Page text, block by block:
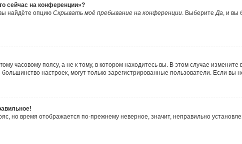
сейчас на конференции»?
найдёте опцию Скрывать моё пребывание на конференции. ВыберитеДа, и вы
часовому поясу, а не к тому, в котором находитесь вы. В этом случае
большинство настроек, могут только зарегистрированные пользователи. Если
но время отображается по-прежнему неверное, значит, неправильно